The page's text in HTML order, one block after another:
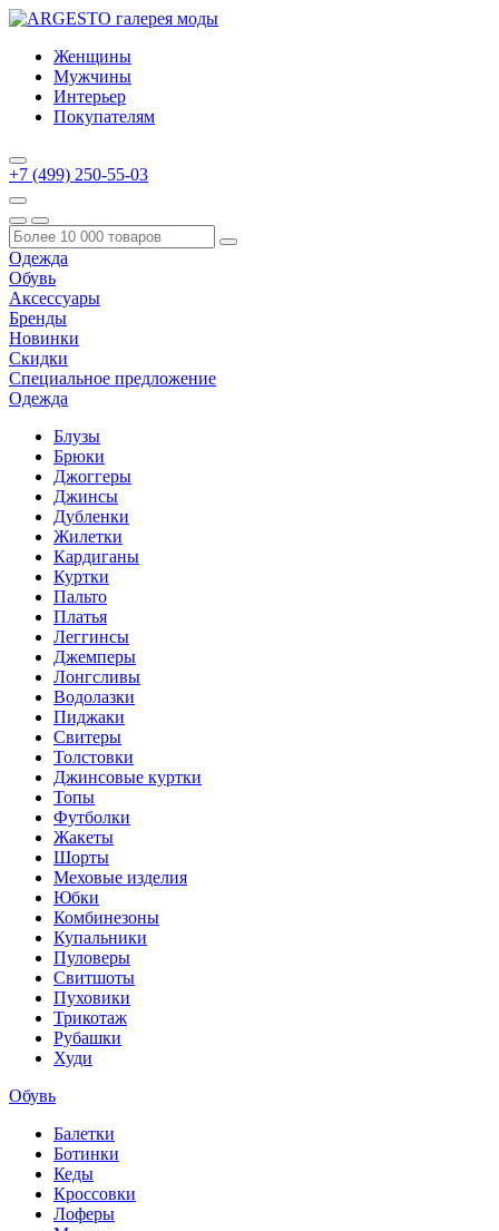
Женщины
Мужчины
Интерьер
Покупателям
+7 (499) 250-55-03
Одежда
Обувь
Аксессуары
Бренды
Новинки
Скидки
Специальное предложение
Одежда
Блузы
Брюки
Джоггеры
Джинсы
Дубленки
Жилетки
Кардиганы
Куртки
Пальто
Платья
Леггинсы
Джемперы
Лонгсливы
Водолазки
Пиджаки
Свитеры
Толстовки
Джинсовые куртки
Топы
Футболки
Жакеты
Шорты
Меховые изделия
Юбки
Комбинезоны
Купальники
Пуловеры
Свитшоты
Пуховики
Трикотаж
Рубашки
Худи
Обувь
Балетки
Ботинки
Кеды
Кроссовки
Лоферы